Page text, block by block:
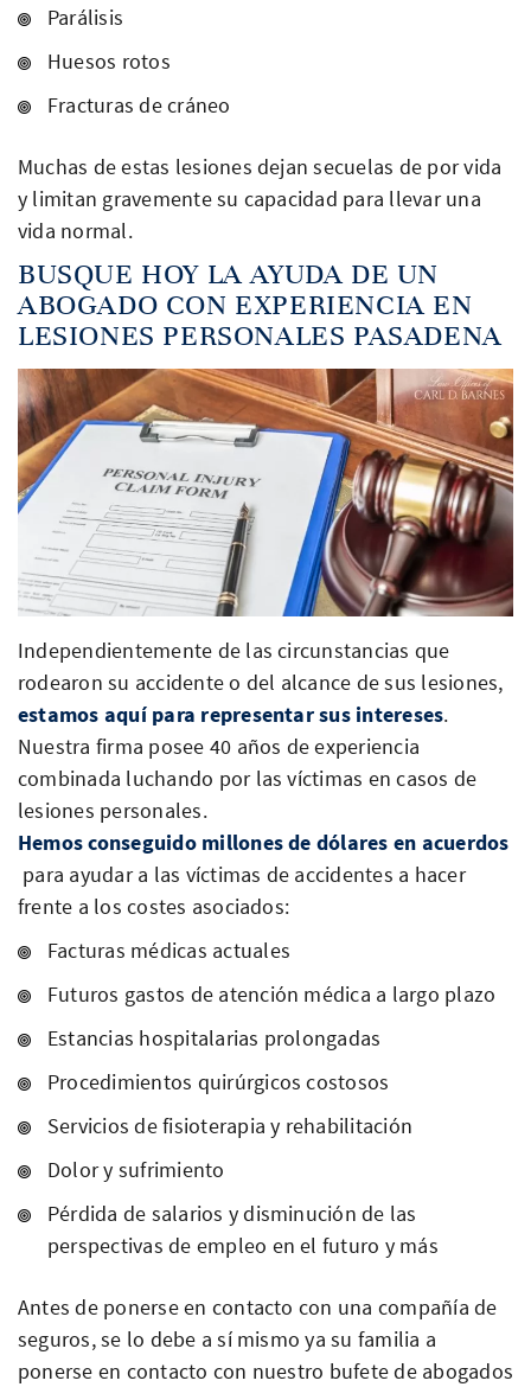
Parálisis
Huesos rotos
Fracturas de cráneo
Muchas de estas lesiones dejan secuelas de por vida
y limitan gravemente su capacidad para llevar una
vida normal.
BUSQUE HOY LA AYUDA DE UN
ABOGADO CON EXPERIENCIA EN
LESIONES PERSONALES PASADENA
Independientemente de las circunstancias que
rodearon su accidente o del alcance de sus lesiones,
estamos aquí para representar sus intereses.
Nuestra firma posee 40 años de experiencia
combinada luchando por las víctimas en casos de
lesiones personales.
Hemos conseguido millones de dólares en acuerdos
para ayudar a las víctimas de accidentes a hacer
frente a los costes asociados:
Facturas médicas actuales
Futuros gastos de atención médica a largo plazo
Estancias hospitalarias prolongadas
Procedimientos quirúrgicos costosos
Servicios de fisioterapia y rehabilitación
Dolor y sufrimiento
Pérdida de salarios y disminución de las
perspectivas de empleo en el futuro y más
Antes de ponerse en contacto con una compañía de
seguros, se lo debe a sí mismo ya su familia a
ponerse en contacto con nuestro bufete de abogados